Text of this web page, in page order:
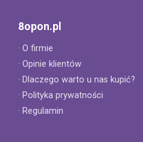
8opon.pl
· O firmie
· Opinie klientów
· Dlaczego warto u nas kupić?
· Polityka prywatności
· Regulamin